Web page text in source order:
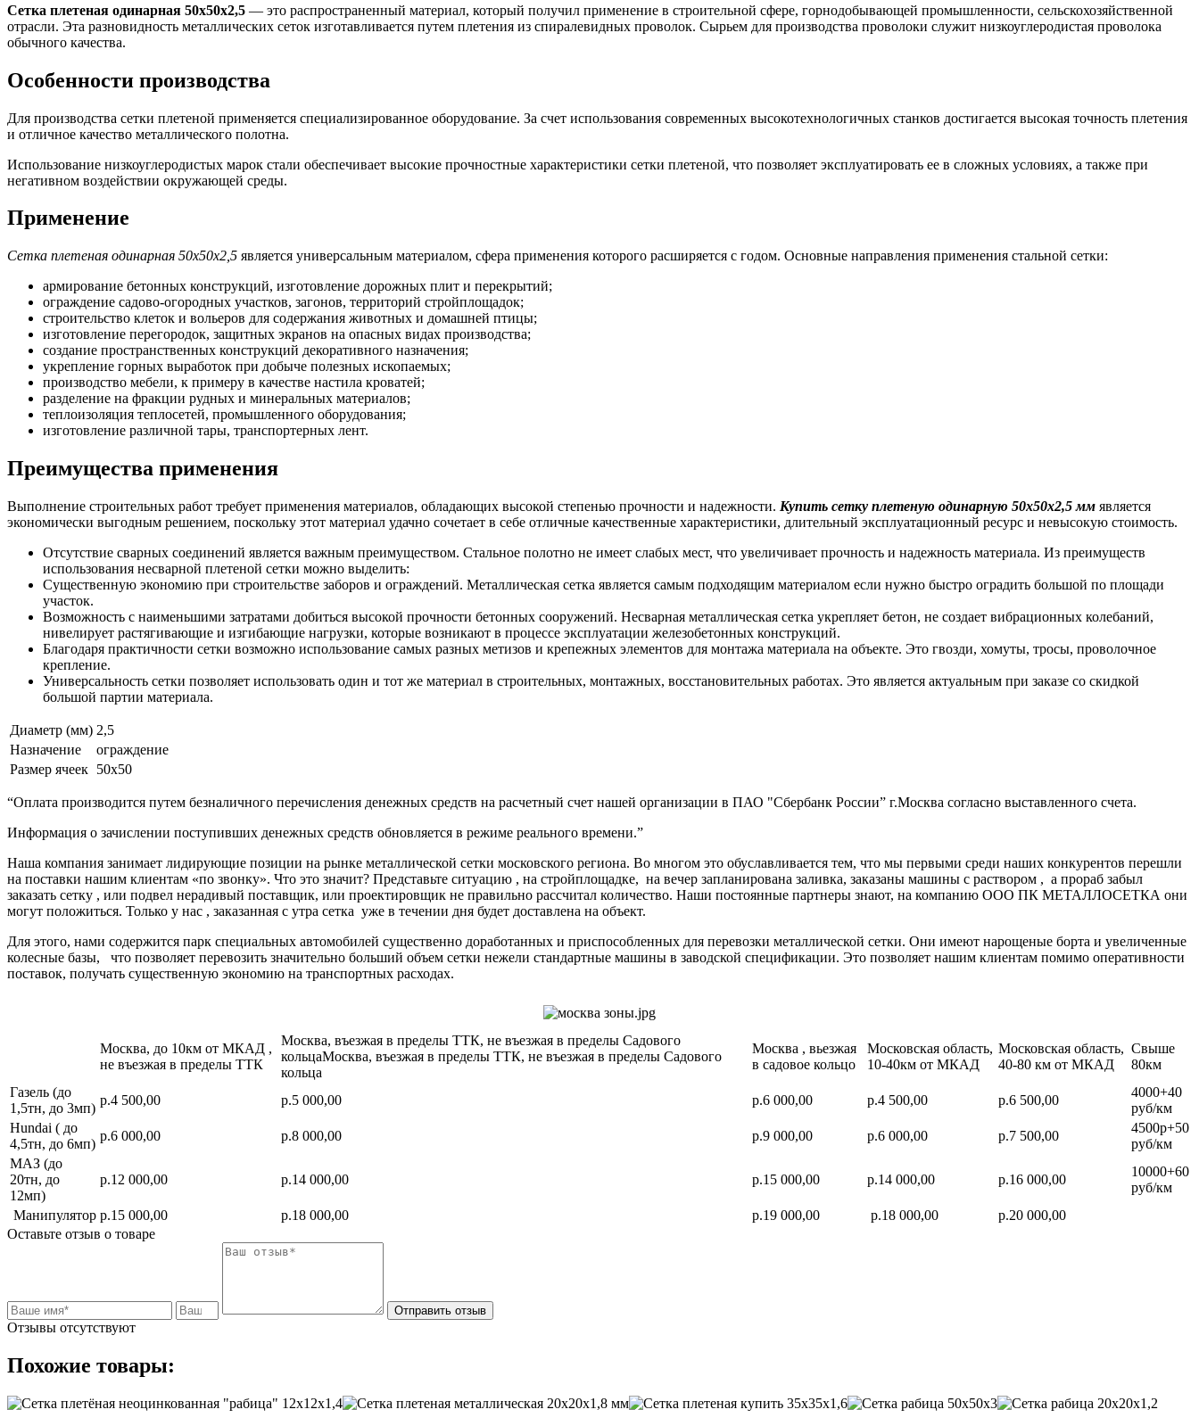
Сетка плетеная одинарная 50х50х2,5 — это распространенный материал, который получил применение в строительной сфере, горнодобывающей промышленности, сельскохозяйственной
отрасли. Эта разновидность металлических сеток изготавливается путем плетения из спиралевидных проволок. Сырьем для производства проволоки служит низкоуглеродистая проволока
обычного качества.
Особенности производства
Для производства сетки плетеной применяется специализированное оборудование. За счет использования современных высокотехнологичных станков достигается высокая точность плетения
и отличное качество металлического полотна.
Использование низкоуглеродистых марок стали обеспечивает высокие прочностные характеристики сетки плетеной, что позволяет эксплуатировать ее в сложных условиях, а также при
негативном воздействии окружающей среды.
Применение
Сетка плетеная одинарная 50х50х2,5 является универсальным материалом, сфера применения которого расширяется с годом. Основные направления применения стальной сетки:
армирование бетонных конструкций, изготовление дорожных плит и перекрытий;
ограждение садово-огородных участков, загонов, территорий стройплощадок;
строительство клеток и вольеров для содержания животных и домашней птицы;
изготовление перегородок, защитных экранов на опасных видах производства;
создание пространственных конструкций декоративного назначения;
укрепление горных выработок при добыче полезных ископаемых;
производство мебели, к примеру в качестве настила кроватей;
разделение на фракции рудных и минеральных материалов;
теплоизоляция теплосетей, промышленного оборудования;
изготовление различной тары, транспортерных лент.
Преимущества применения
Выполнение строительных работ требует применения материалов, обладающих высокой степенью прочности и надежности. Купить сетку плетеную одинарную 50х50х2,5 мм является
экономически выгодным решением, поскольку этот материал удачно сочетает в себе отличные качественные характеристики, длительный эксплуатационный ресурс и невысокую стоимость.
Отсутствие сварных соединений является важным преимуществом. Стальное полотно не имеет слабых мест, что увеличивает прочность и надежность материала. Из преимуществ
использования несварной плетеной сетки можно выделить:
Существенную экономию при строительстве заборов и ограждений. Металлическая сетка является самым подходящим материалом если нужно быстро оградить большой по площади
участок.
Возможность с наименьшими затратами добиться высокой прочности бетонных сооружений. Несварная металлическая сетка укрепляет бетон, не создает вибрационных колебаний,
нивелирует растягивающие и изгибающие нагрузки, которые возникают в процессе эксплуатации железобетонных конструкций.
Благодаря практичности сетки возможно использование самых разных метизов и крепежных элементов для монтажа материала на объекте. Это гвозди, хомуты, тросы, проволочное
крепление.
Универсальность сетки позволяет использовать один и тот же материал в строительных, монтажных, восстановительных работах. Это является актуальным при заказе со скидкой
большой партии материала.
Диаметр (мм) 2,5
Назначение
ограждение
Размер ячеек 50х50
“Оплата производится путем безналичного перечисления денежных средств на расчетный счет нашей организации в ПАО "Сбербанк России” г.Москва согласно выставленного счета.
Информация о зачислении поступивших денежных средств обновляется в режиме реального времени.”
Наша компания занимает лидирующие позиции на рынке металлической сетки московского региона. Во многом это обуславливается тем, что мы первыми среди наших конкурентов перешли
на поставки нашим клиентам «по звонку». Что это значит? Представьте ситуацию , на стройплощадке, на вечер запланирована заливка, заказаны машины с раствором , а прораб забыл
заказать сетку , или подвел нерадивый поставщик, или проектировщик не правильно рассчитал количество. Наши постоянные партнеры знают, на компанию ООО ПК МЕТАЛЛОСЕТКА они
могут положиться. Только у нас , заказанная с утра сетка уже в течении дня будет доставлена на объект.
Для этого, нами содержится парк специальных автомобилей существенно доработанных и приспособленных для перевозки металлической сетки. Они имеют нарощеные борта и увеличенные
колесные базы, что позволяет перевозить значительно больший объем сетки нежели стандартные машины в заводской спецификации. Это позволяет нашим клиентам помимо оперативности
поставок, получать существенную экономию на транспортных расходах.
Москва, до 10км от МКАД ,
не въезжая в пределы ТТК
Москва, въезжая в пределы ТТК, не въезжая в пределы Садового
кольцаМосква, въезжая в пределы ТТК, не въезжая в пределы Садового
кольца
Москва , вьезжая
в садовое кольцо
Московская область,
10-40км от МКАД
Московская область,
40-80 км от МКАД
Свыше
80км
Газель (до
1,5тн, до 3мп)
р.4 500,00 р.5 000,00 р.6 000,00 р.4 500,00 р.6 500,00
4000+40
руб/км
Hundai ( до
4,5тн, до 6мп)
р.6 000,00 р.8 000,00 р.9 000,00 р.6 000,00 р.7 500,00
4500р+50
руб/км
МАЗ (до
20тн, до
12мп)
р.12 000,00 р.14 000,00 р.15 000,00 р.14 000,00 р.16 000,00
10000+60
руб/км
Манипулятор р.15 000,00 р.18 000,00 р.19 000,00 р.18 000,00
р.20 000,00
Оставьте отзыв о товаре
Отправить отзыв
Отзывы отсутствуют
Похожие товары: